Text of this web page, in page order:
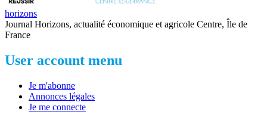
horizons
Journal Horizons, actualité économique et agricole Centre, Île de
France
User account menu
Je m'abonne
Annonces légales
Je me connecte